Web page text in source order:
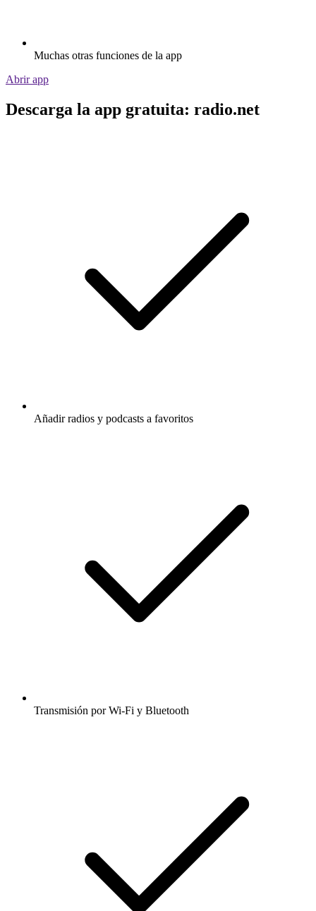
Muchas otras funciones de la app
Abrir app
Descarga la app gratuita: radio.net
Añadir radios y podcasts a favoritos
Transmisión por Wi-Fi y Bluetooth